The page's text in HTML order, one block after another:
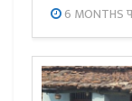
6 MONTHS